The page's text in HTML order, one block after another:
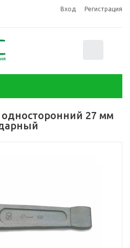
Вход Регистрация
27 мм